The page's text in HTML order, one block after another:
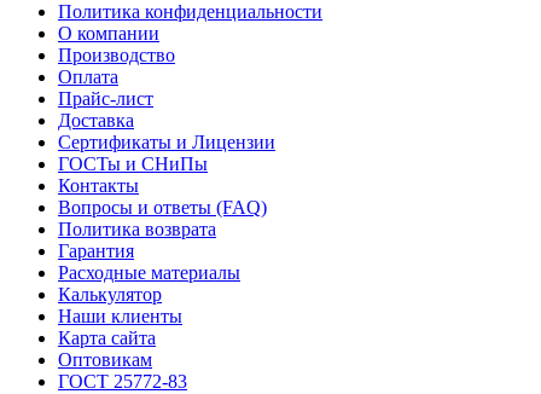
Политика конфиденциальности
О компании
Производство
Оплата
Прайс-лист
Доставка
Сертификаты и Лицензии
ГОСТы и СНиПы
Контакты
Вопросы и ответы (FAQ)
Политика возврата
Гарантия
Расходные материалы
Калькулятор
Наши клиенты
Карта сайта
Оптовикам
ГОСТ 25772-83